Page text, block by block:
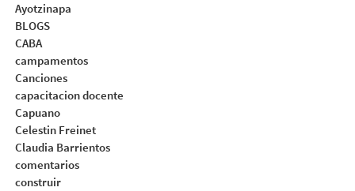
Ayotzinapa
BLOGS
CABA
campamentos
Canciones
capacitacion docente
Capuano
Celestin Freinet
Claudia Barrientos
comentarios
construir